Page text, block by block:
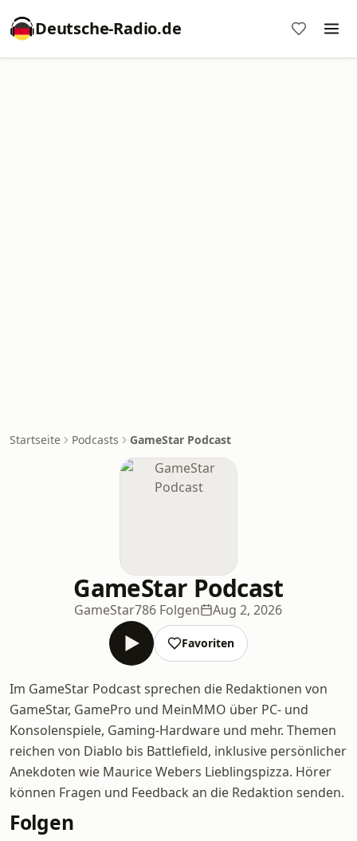
Deutsche-Radio.de
Startseite Podcasts GameStar Podcast
GameStar Podcast
GameStar786 Folgen Aug 2, 2026
Favoriten
Im GameStar Podcast sprechen die Redaktionen von
GameStar, GamePro und MeinMMO über PC- und
Konsolenspiele, Gaming-Hardware und mehr. Themen
reichen von Diablo bis Battlefield, inklusive persönlicher
Anekdoten wie Maurice Webers Lieblingspizza. Hörer
können Fragen und Feedback an die Redaktion senden.
Folgen